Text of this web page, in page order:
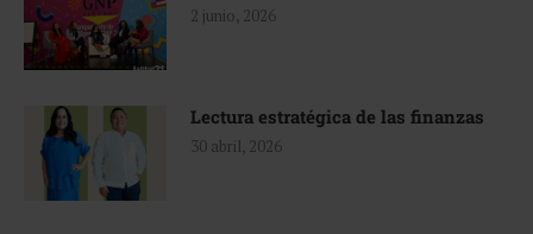
2 junio, 2026
Lectura estratégica de las finanzas
30 abril, 2026